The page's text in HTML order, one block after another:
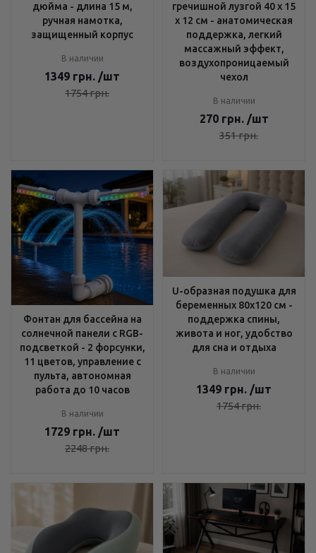
дюйма - длина 15 м,
ручная намотка,
защищенный корпус
В наличии
1349 грн. /шт
1754грн.
гречишной лузгой 40 х 15
х 12 см - анатомическая
поддержка, легкий
массажный эффект,
воздухопроницаемый
чехол
В наличии
270 грн. /шт
351грн.
Фонтан для бассейна на
солнечной панели с RGB-
подсветкой - 2 форсунки,
11 цветов, управление с
пульта, автономная
работа до 10 часов
В наличии
1729 грн. /шт
2248грн.
U-образная подушка для
беременных 80x120 см -
поддержка спины,
живота и ног, удобство
для сна и отдыха
В наличии
1349 грн. /шт
1754грн.